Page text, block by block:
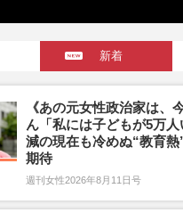
新着
《あの元女性政治家は、
ん「私には子どもが5万
減の現在も冷めぬ“教育
期待
週刊女性2026年8月11日号